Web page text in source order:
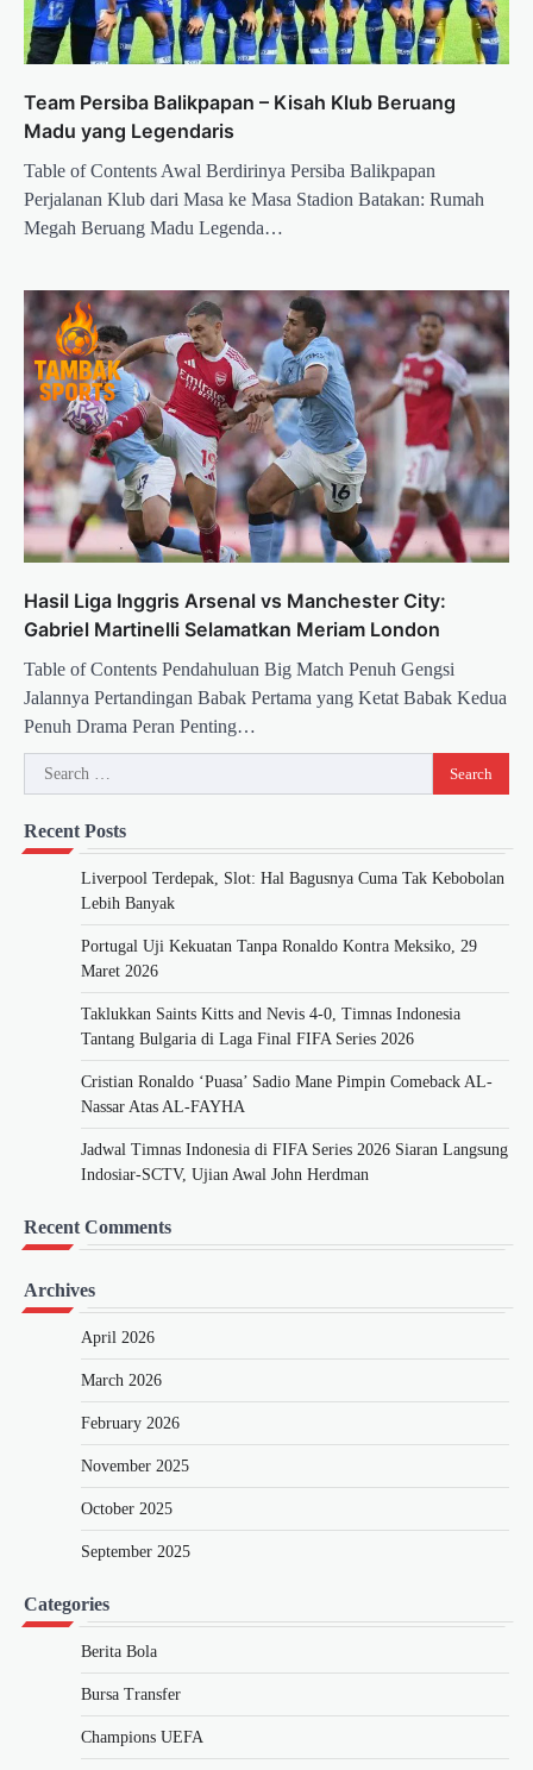
Team Persiba Balikpapan – Kisah Klub Beruang
Madu yang Legendaris
Table of Contents Awal Berdirinya Persiba Balikpapan
Perjalanan Klub dari Masa ke Masa Stadion Batakan: Rumah
Megah Beruang Madu Legenda…
Hasil Liga Inggris Arsenal vs Manchester City:
Gabriel Martinelli Selamatkan Meriam London
Table of Contents Pendahuluan Big Match Penuh Gengsi
Jalannya Pertandingan Babak Pertama yang Ketat Babak Kedua
Penuh Drama Peran Penting…
Search
for:
Recent Posts
Liverpool Terdepak, Slot: Hal Bagusnya Cuma Tak Kebobolan
Lebih Banyak
Portugal Uji Kekuatan Tanpa Ronaldo Kontra Meksiko, 29
Maret 2026
Taklukkan Saints Kitts and Nevis 4-0, Timnas Indonesia
Tantang Bulgaria di Laga Final FIFA Series 2026
Cristian Ronaldo ‘Puasa’ Sadio Mane Pimpin Comeback AL-
Nassar Atas AL-FAYHA
Jadwal Timnas Indonesia di FIFA Series 2026 Siaran Langsung
Indosiar-SCTV, Ujian Awal John Herdman
Recent Comments
Archives
April 2026
March 2026
February 2026
November 2025
October 2025
September 2025
Categories
Berita Bola
Bursa Transfer
Champions UEFA